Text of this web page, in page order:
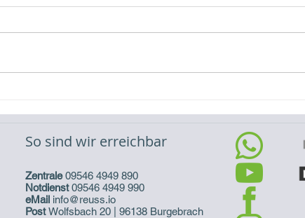
So sind wir erreichbar
Zentrale09546 4949 890
Notdienst09546 4949 990
eMail info@reuss.io
PostWolfsbach 20 | 96138 Burgebrach